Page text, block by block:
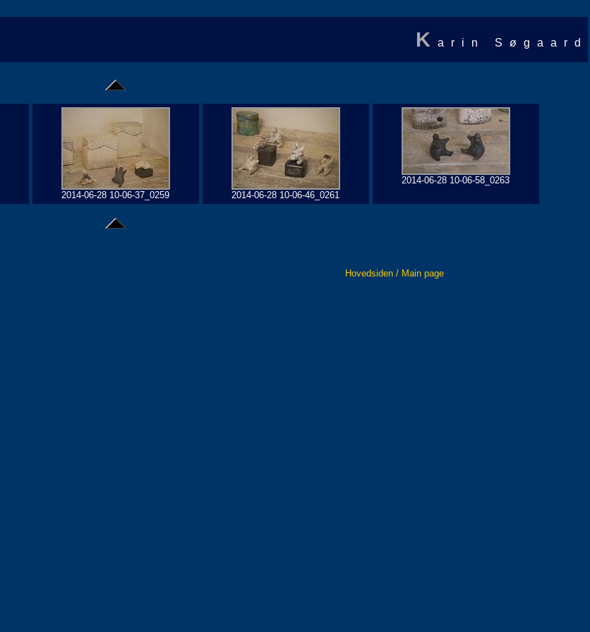
K arin Søgaard
2014-06-28 10-06-37_0259 2014-06-28 10-06-46_0261
2014-06-28 10-06-58_0263
Hovedsiden / Main page